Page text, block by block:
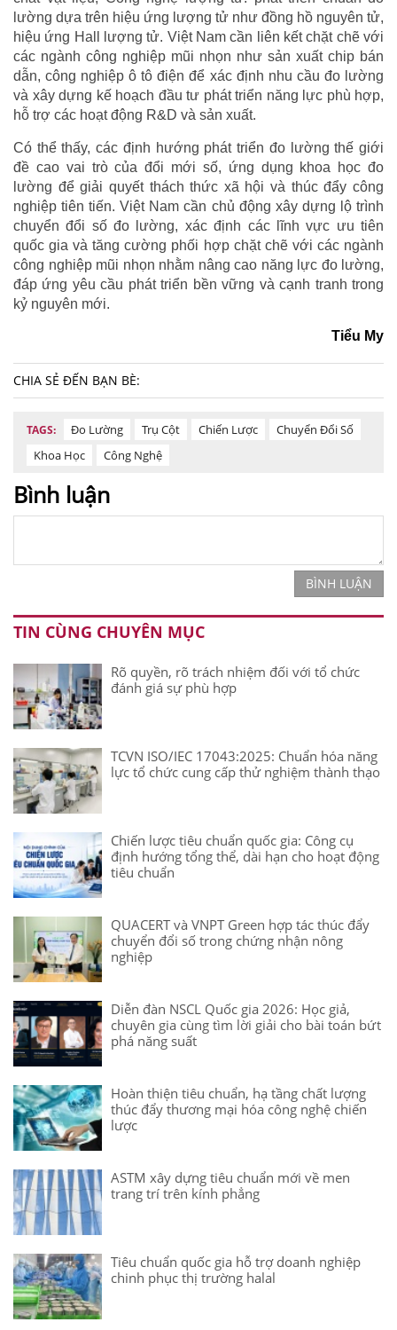
lường dựa trên hiệu ứng lượng tử như đồng hồ nguyên tử,
hiệu ứng Hall lượng tử. Việt Nam cần liên kết chặt chẽ với
các ngành công nghiệp mũi nhọn như sản xuất chip bán
dẫn, công nghiệp ô tô điện để xác định nhu cầu đo lường
và xây dựng kế hoạch đầu tư phát triển năng lực phù hợp,
hỗ trợ các hoạt động R&D và sản xuất.
Có thể thấy, các định hướng phát triển đo lường thế giới
đề cao vai trò của đổi mới số, ứng dụng khoa học đo
lường để giải quyết thách thức xã hội và thúc đẩy công
nghiệp tiên tiến. Việt Nam cần chủ động xây dựng lộ trình
chuyển đổi số đo lường, xác định các lĩnh vực ưu tiên
quốc gia và tăng cường phối hợp chặt chẽ với các ngành
công nghiệp mũi nhọn nhằm nâng cao năng lực đo lường,
đáp ứng yêu cầu phát triển bền vững và cạnh tranh trong
kỷ nguyên mới.
Tiểu My
CHIA SẺ ĐẾN BẠN BÈ:
TAGS: Đo Lường Trụ Cột Chiến Lược
Chuyển Đổi Số
Khoa Học
Công Nghệ
Bình luận
BÌNH LUẬN
TIN CÙNG CHUYÊN MỤC
Rõ quyền, rõ trách nhiệm đối với tổ chức
đánh giá sự phù hợp
TCVN ISO/IEC 17043:2025: Chuẩn hóa năng
lực tổ chức cung cấp thử nghiệm thành thạo
Chiến lược tiêu chuẩn quốc gia: Công cụ
định hướng tổng thể, dài hạn cho hoạt động
tiêu chuẩn
QUACERT và VNPT Green hợp tác thúc đẩy
chuyển đổi số trong chứng nhận nông
nghiệp
Diễn đàn NSCL Quốc gia 2026: Học giả,
chuyên gia cùng tìm lời giải cho bài toán bứt
phá năng suất
Hoàn thiện tiêu chuẩn, hạ tầng chất lượng
thúc đẩy thương mại hóa công nghệ chiến
lược
ASTM xây dựng tiêu chuẩn mới về men
trang trí trên kính phẳng
Tiêu chuẩn quốc gia hỗ trợ doanh nghiệp
chinh phục thị trường halal